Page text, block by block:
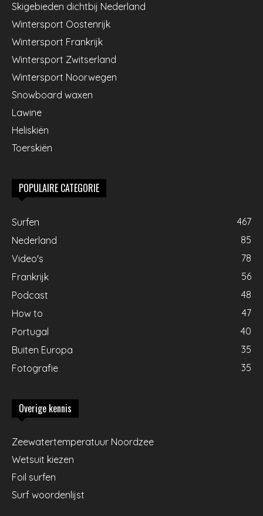
Skigebieden dichtbij Nederland
Wintersport Oostenrijk
Wintersport Frankrijk
Wintersport Zwitserland
Wintersport Noorwegen
Snowboard waxen
Lawine
Heliskiën
Toerskiën
POPULAIRE CATEGORIE
Surfen
467
Nederland
85
Video's
78
Frankrijk
56
Podcast
48
How to
47
Portugal
40
Buiten Europa
35
Fotografie
35
Overige kennis
Zeewatertemperatuur Noordzee
Wetsuit kiezen
Foil surfen
Surf woordenlijst